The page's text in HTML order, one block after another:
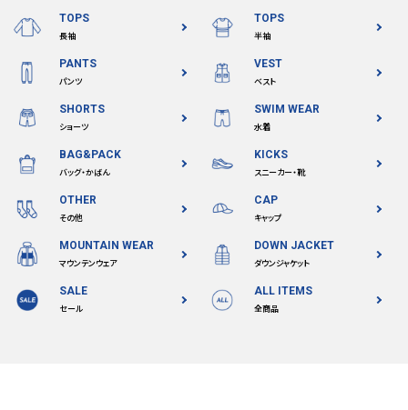
TOPS
長袖
TOPS
半袖
PANTS
パンツ
VEST
ベスト
SHORTS
ショーツ
SWIM WEAR
水着
BAG&PACK
バッグ・かばん
KICKS
スニーカー・靴
OTHER
その他
CAP
キャップ
MOUNTAIN WEAR
マウンテンウェア
DOWN JACKET
ダウンジャケット
SALE
セール
ALL ITEMS
全商品